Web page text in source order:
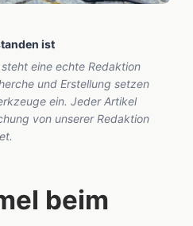
ist
eine echte Redaktion
und Erstellung setzen
ein. Jeder Artikel
von unserer Redaktion
beim